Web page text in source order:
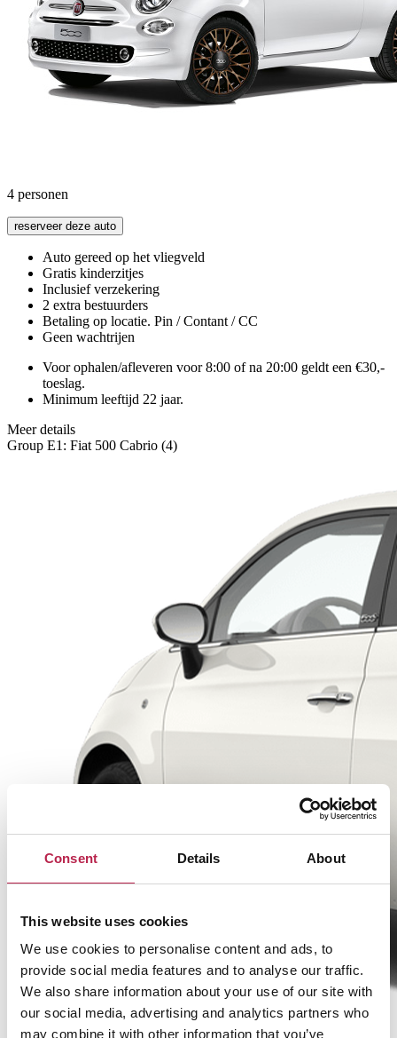
Consent Details About
This website uses cookies
We use cookies to personalise content and ads, to
provide social media features and to analyse our traffic.
We also share information about your use of our site with
our social media, advertising and analytics partners who
may combine it with other information that you’ve
4 personen
reserveer deze auto
Auto gereed op het vliegveld
Gratis kinderzitjes
Inclusief verzekering
2 extra bestuurders
Betaling op locatie. Pin / Contant / CC
Geen wachtrijen
Voor ophalen/afleveren voor 8:00 of na 20:00 geldt een €30,-
toeslag.
Minimum leeftijd 22 jaar.
Meer details
Group E1: Fiat 500 Cabrio (4)